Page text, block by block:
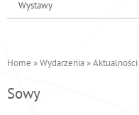
Wystawy
e
Home »Wydarzenia»Aktualności
Sowy